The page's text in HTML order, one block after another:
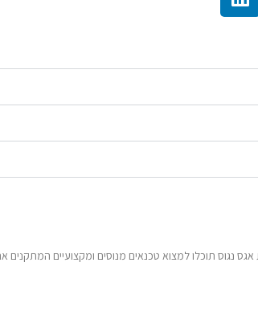
תוכלו למצוא טכנאים מנוסים ומקצועיים המתקנים